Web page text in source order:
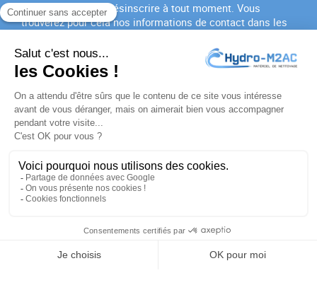
Vous pouvez vous désinscrire à tout moment. Vous
trouverez pour cela nos informations de contact dans les
J'accepte lesconditions générales
politique de
confidentialité
PRODUITS
NOTRE SOCIÉTÉ
VOTRE COMPTE